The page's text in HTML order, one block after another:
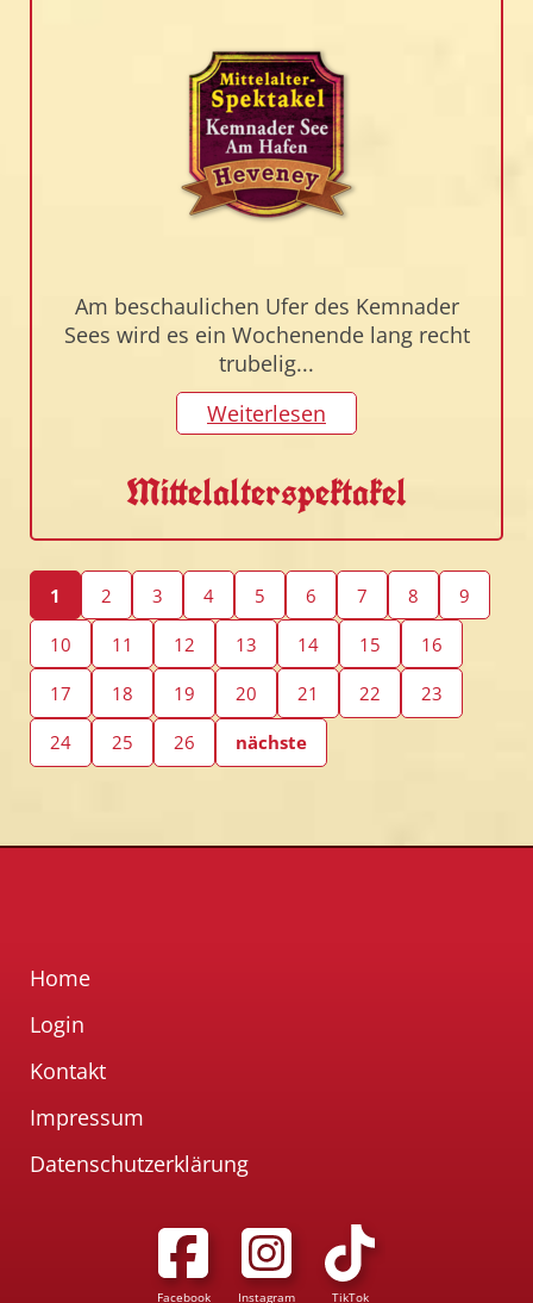
Am beschaulichen Ufer des Kemnader
Sees wird es ein Wochenende lang recht
trubelig...
Weiterlesen
Mittelalterspektakel
1 2 3 4 5 6 7 8 9
10 11 12 13 14 15 16
17 18 19 20 21 22 23
24 25 26 nächste
Home
Login
Kontakt
Impressum
Datenschutzerklärung
Facebook Instagram TikTok